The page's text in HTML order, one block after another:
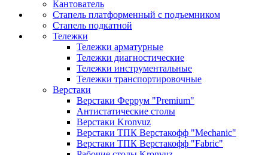
Кантователь
Стапель платформенный с подъемником
Стапель подкатной
Тележки
Тележки арматурные
Тележки диагностические
Тележки инструментальные
Тележки транспортировочные
Верстаки
Верстаки Феррум "Premium"
Антистатические столы
Верстаки Kronvuz
Верстаки ТПК Верстакофф "Mechanic"
Верстаки ТПК Верстакофф "Fabric"